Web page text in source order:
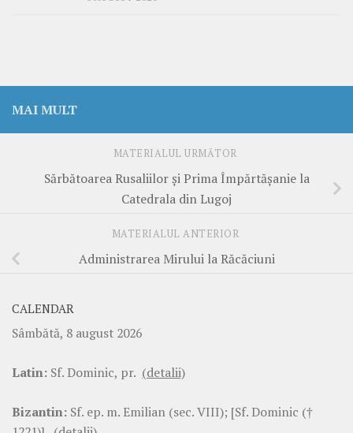
MAI MULT
MATERIALUL URMĂTOR
Sărbătoarea Rusaliilor și Prima Împărtășanie la
Catedrala din Lugoj
MATERIALUL ANTERIOR
Administrarea Mirului la Răcăciuni
CALENDAR
Sâmbătă, 8 august 2026
Latin: Sf. Dominic, pr. (detalii)
Bizantin: Sf. ep. m. Emilian (sec. VIII); [Sf. Dominic (†